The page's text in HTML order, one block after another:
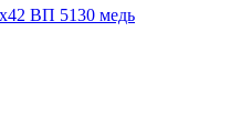
ВП 5130 медь